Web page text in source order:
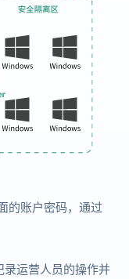
的账户密码，通过
运营人员的操作并